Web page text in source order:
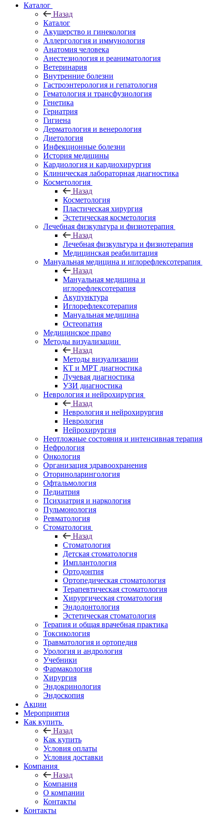
Каталог
Назад
Каталог
Акушерство и гинекология
Аллергология и иммунология
Анатомия человека
Анестезиология и реаниматология
Ветеринария
Внутренние болезни
Гастроэнтерология и гепатология
Гематология и трансфузиология
Генетика
Гериатрия
Гигиена
Дерматология и венерология
Диетология
Инфекционные болезни
История медицины
Кардиология и кардиохирургия
Клиническая лабораторная диагностика
Косметология
Назад
Косметология
Пластическая хирургия
Эстетическая косметология
Лечебная физкультура и физиотерапия
Назад
Лечебная физкультура и физиотерапия
Медицинская реабилитация
Мануальная медицина и иглорефлексотерапия
Назад
Мануальная медицина и
иглорефлексотерапия
Акупунктура
Иглорефлексотерапия
Мануальная медицина
Остеопатия
Медицинское право
Методы визуализации
Назад
Методы визуализации
КТ и МРТ диагностика
Лучевая диагностика
УЗИ диагностика
Неврология и нейрохирургия
Назад
Неврология и нейрохирургия
Неврология
Нейрохирургия
Неотложные состояния и интенсивная терапия
Нефрология
Онкология
Организация здравоохранения
Оториноларингология
Офтальмология
Педиатрия
Психиатрия и наркология
Пульмонология
Ревматология
Стоматология
Назад
Стоматология
Детская стоматология
Имплантология
Ортодонтия
Ортопедическая стоматология
Терапевтическая стоматология
Хирургическая стоматология
Эндодонтология
Эстетическая стоматология
Терапия и общая врачебная практика
Токсикология
Травматология и ортопедия
Урология и андрология
Учебники
Фармакология
Хирургия
Эндокринология
Эндоскопия
Акции
Мероприятия
Как купить
Назад
Как купить
Условия оплаты
Условия доставки
Компания
Назад
Компания
О компании
Контакты
Контакты